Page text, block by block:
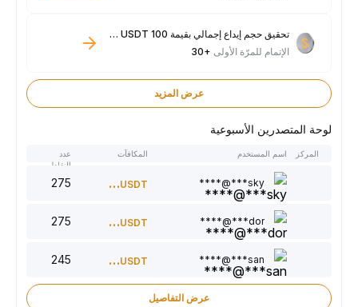
تحقيق حجم إيداع إجمالي بقيمة 100 USDT فأكثر
الإتمام للمرّة الأولى+30
عرض المزيد
لوحة المتصدرين الأسبوعية
المركز اسم المستخدم المكافآت
النقاط
sky***@****
300USDT
dor***@****
220USDT
san***@****
150USDT
عرض التفاصيل